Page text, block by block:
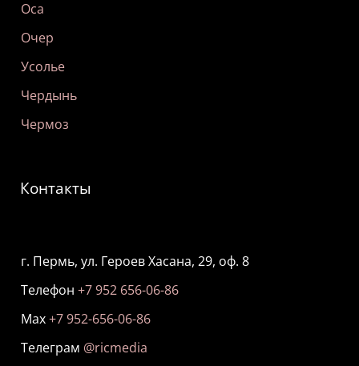
Оса
Очер
Усолье
Чердынь
Чермоз
Контакты
г. Пермь, ул. Героев Хасана, 29, оф. 8
Телефон +7 952 656-06-86
Мах+7 952-656-06-86
Телеграм @ricmedia